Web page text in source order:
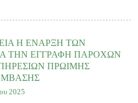
να έχει η Ομοσπονδία μαζί σας την
για τη διευθέτησή τους....
Η ΕΝΑΡΞΗ ΤΩΝ
ΤΗΝ ΕΓΓΡΑΦΗ ΠΑΡΟΧΩΝ
ΠΡΩΙΜΗΣ
2025